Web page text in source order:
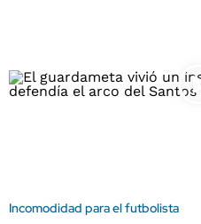
Incomodidad para el futbolista